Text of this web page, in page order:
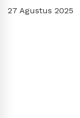
27 Agustus 2025